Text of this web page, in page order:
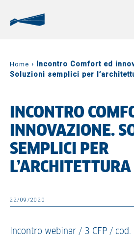
Home ›
Incontro Comfort ed
Soluzioni semplici per
INCONTRO
INNOVAZIONE.
SEMPLICI PER
L’ARCHITETTURA
22/09/2020
Incontro webinar / 3 CFP /